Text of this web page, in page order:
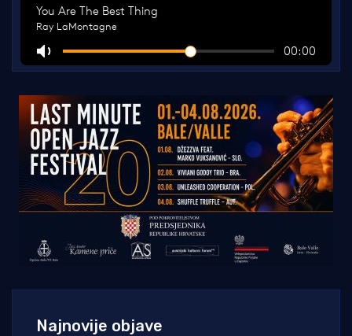
Najnovije objave